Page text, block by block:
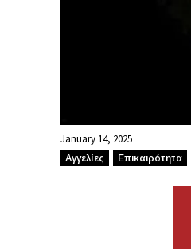
January 14, 2025
Αγγελίες Επικαιρότητα